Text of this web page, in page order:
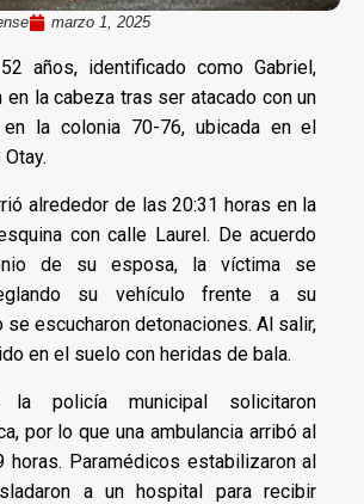
marzo 1, 2025
años, identificado como Gabriel,
la cabeza tras ser atacado con un
la colonia 70-76, ubicada en el
alrededor de las 20:31 horas en la
con calle Laurel. De acuerdo
de su esposa, la víctima se
su vehículo frente a su
se escucharon detonaciones. Al salir,
en el suelo con heridas de bala.
la policía municipal solicitaron
por lo que una ambulancia arribó al
horas. Paramédicos estabilizaron al
a un hospital para recibir